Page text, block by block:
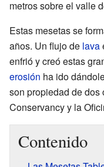
metros sobre el valle
Estas mesetas se
años. Un flujo de lava
enfrió y creó estas
erosión ha ido
son propiedad de
Conservancy y la
Contenido